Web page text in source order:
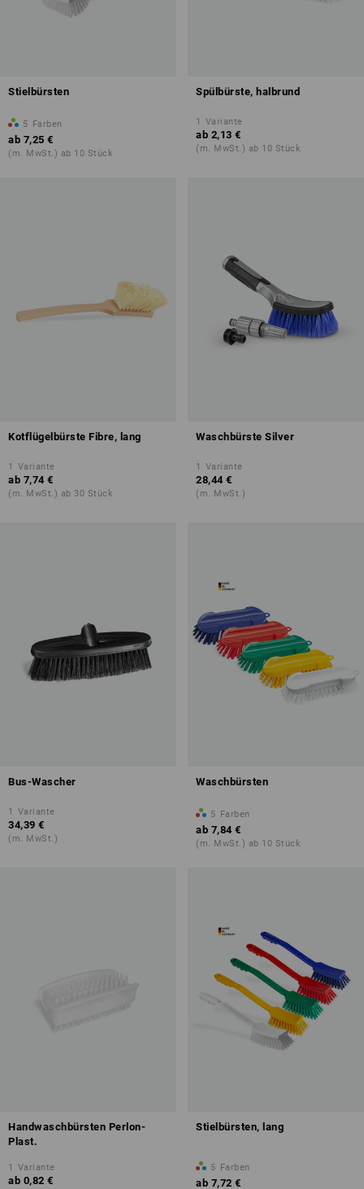
Stielbürsten
5 Farben
ab 7,25 €
(m. MwSt.) ab 10 Stück
Spülbürste, halbrund
1 Variante
ab 2,13 €
(m. MwSt.) ab 10 Stück
Kotflügelbürste Fibre, lang
1 Variante
ab 7,74 €
(m. MwSt.) ab 30 Stück
Waschbürste Silver
1 Variante
28,44 €
(m. MwSt.)
Bus-Wascher
1 Variante
34,39 €
(m. MwSt.)
Waschbürsten
5 Farben
ab 7,84 €
(m. MwSt.) ab 10 Stück
Handwaschbürsten Perlon-
Plast.
1 Variante
ab 0,82 €
Stielbürsten, lang
5 Farben
ab 7,72 €